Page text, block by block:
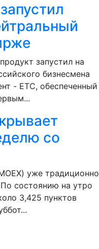
запустил на
бизнесмена
- ETC, обеспеченный
со
уже традиционно
состоянию на утро
3,425 пунктов